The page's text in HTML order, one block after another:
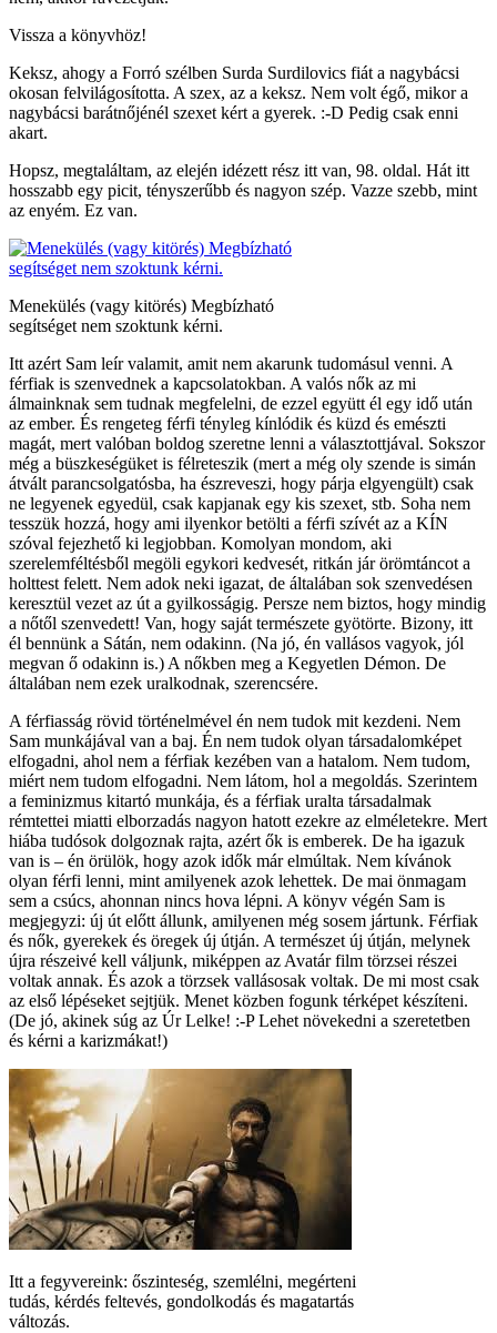
Vissza a könyvhöz!
Keksz, ahogy a Forró szélben Surda Surdilovics fiát a nagybácsi
okosan felvilágosította. A szex, az a keksz. Nem volt égő, mikor a
nagybácsi barátnőjénél szexet kért a gyerek. :-D Pedig csak enni
akart.
Hopsz, megtaláltam, az elején idézett rész itt van, 98. oldal. Hát itt
hosszabb egy picit, tényszerűbb és nagyon szép. Vazze szebb, mint
az enyém. Ez van.
Menekülés (vagy kitörés) Megbízható
segítséget nem szoktunk kérni.
Itt azért Sam leír valamit, amit nem akarunk tudomásul venni. A
férfiak is szenvednek a kapcsolatokban. A valós nők az mi
álmainknak sem tudnak megfelelni, de ezzel együtt él egy idő után
az ember. És rengeteg férfi tényleg kínlódik és küzd és emészti
magát, mert valóban boldog szeretne lenni a választottjával. Sokszor
még a büszkeségüket is félreteszik (mert a még oly szende is simán
átvált parancsolgatósba, ha észreveszi, hogy párja elgyengült) csak
ne legyenek egyedül, csak kapjanak egy kis szexet, stb. Soha nem
tesszük hozzá, hogy ami ilyenkor betölti a férfi szívét az a KÍN
szóval fejezhető ki legjobban. Komolyan mondom, aki
szerelemféltésből megöli egykori kedvesét, ritkán jár örömtáncot a
holttest felett. Nem adok neki igazat, de általában sok szenvedésen
keresztül vezet az út a gyilkosságig. Persze nem biztos, hogy mindig
a nőtől szenvedett! Van, hogy saját természete gyötörte. Bizony, itt
él bennünk a Sátán, nem odakinn. (Na jó, én vallásos vagyok, jól
megvan ő odakinn is.) A nőkben meg a Kegyetlen Démon. De
általában nem ezek uralkodnak, szerencsére.
A férfiasság rövid történelmével én nem tudok mit kezdeni. Nem
Sam munkájával van a baj. Én nem tudok olyan társadalomképet
elfogadni, ahol nem a férfiak kezében van a hatalom. Nem tudom,
miért nem tudom elfogadni. Nem látom, hol a megoldás. Szerintem
a feminizmus kitartó munkája, és a férfiak uralta társadalmak
rémtettei miatti elborzadás nagyon hatott ezekre az elméletekre. Mert
hiába tudósok dolgoznak rajta, azért ők is emberek. De ha igazuk
van is – én örülök, hogy azok idők már elmúltak. Nem kívánok
olyan férfi lenni, mint amilyenek azok lehettek. De mai önmagam
sem a csúcs, ahonnan nincs hova lépni. A könyv végén Sam is
megjegyzi: új út előtt állunk, amilyenen még sosem jártunk. Férfiak
és nők, gyerekek és öregek új útján. A természet új útján, melynek
újra részeivé kell váljunk, miképpen az Avatár film törzsei részei
voltak annak. És azok a törzsek vallásosak voltak. De mi most csak
az első lépéseket sejtjük. Menet közben fogunk térképet készíteni.
(De jó, akinek súg az Úr Lelke! :-P Lehet növekedni a szeretetben
és kérni a karizmákat!)
Itt a fegyvereink: őszinteség, szemlélni, megérteni
tudás, kérdés feltevés, gondolkodás és magatartás
változás.